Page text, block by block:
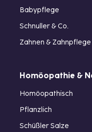
Babypflege
Schnuller & Co.
Zahnen & Zahnpflege
Homöopathie &
Homöopathisch
Pflanzlich
Schüßler Salze